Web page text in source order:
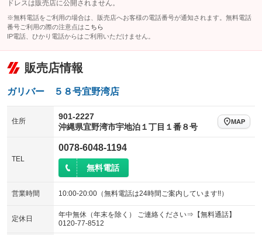
ドレスは販売店に公開されません。
※無料電話をご利用の場合は、販売店へお客様の電話番号が通知されます。無料電話
番号ご利用の際の注意点は こちら
IP電話、ひかり電話からはご利用いただけません。
販売店情報
ガリバー ５８号宜野湾店
住所
901-2227
沖縄県宜野湾市宇地泊１丁目１番８号
MAP
TEL
0078-6048-1194
無料電話
営業時間 10:00-20:00（無料電話は24時間ご案内しています!!）
定休日
年中無休（年末を除く） ご連絡ください⇒【無料通話】
0120-77-8512